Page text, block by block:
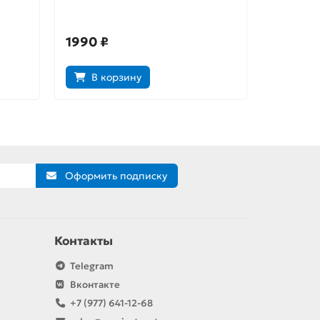
1990 ₽
В корзину
Оформить подписку
Контакты
Telegram
Вконтакте
+7 (977) 641-12-68